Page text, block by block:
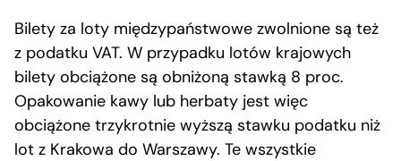
Bilety za loty międzypaństwowe zwolnione są też
z podatku VAT. W przypadku lotów krajowych
bilety obciążone są obniżoną stawką 8 proc.
Opakowanie kawy lub herbaty jest więc
obciążone trzykrotnie wyższą stawku podatku niż
lot z Krakowa do Warszawy. Te wszystkie